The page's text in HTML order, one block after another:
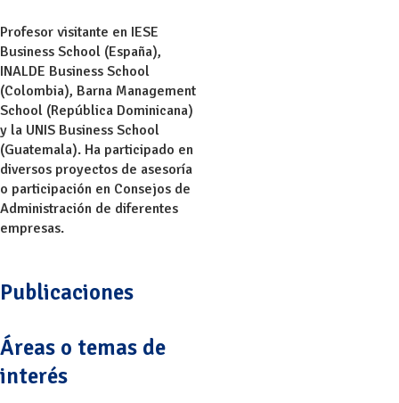
Profesor visitante en IESE
Business School (España),
INALDE Business School
(Colombia), Barna Management
School (República Dominicana)
y la UNIS Business School
(Guatemala). Ha participado en
diversos proyectos de asesoría
o participación en Consejos de
Administración de diferentes
empresas.
Publicaciones
Áreas o temas de
interés